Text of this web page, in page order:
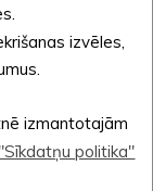
pagasts; 29
pašvaldības
02.10.2025.
padomes
izvēles,
izmantotajām
"Sīkdatņu politika"